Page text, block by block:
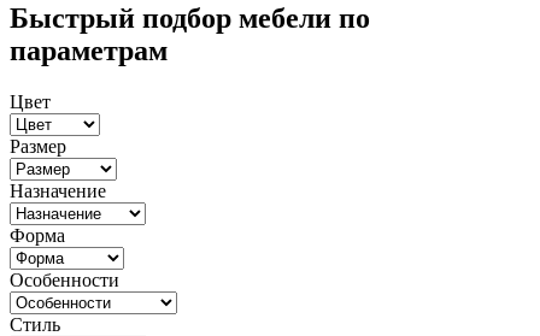
Быстрый подбор мебели по
параметрам
Цвет
Размер
Назначение
Форма
Особенности
Стиль